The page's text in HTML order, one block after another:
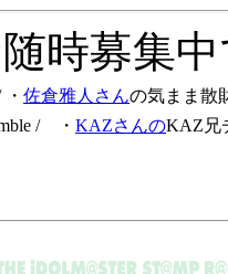
時募集
・ 佐倉雅人さんの気まま散
/ ・ KAZさんのKAZ兄